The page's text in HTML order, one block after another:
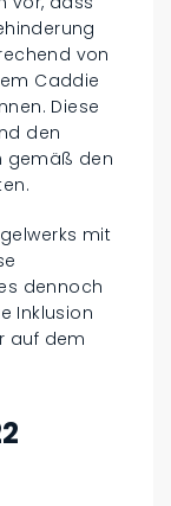
von
Caddie
Diese
den
gemäß den
mit
dennoch
Inklusion
auf dem